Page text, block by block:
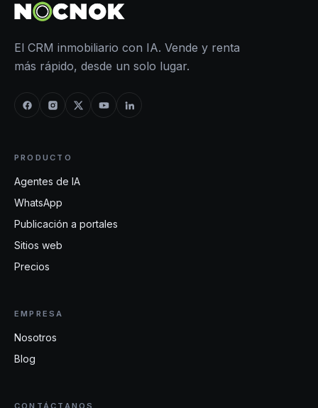
El CRM inmobiliario con IA. Vende y renta
más rápido, desde un solo lugar.
PRODUCTO
Agentes de IA
WhatsApp
Publicación a portales
Sitios web
Precios
EMPRESA
Nosotros
Blog
CONTÁCTANOS